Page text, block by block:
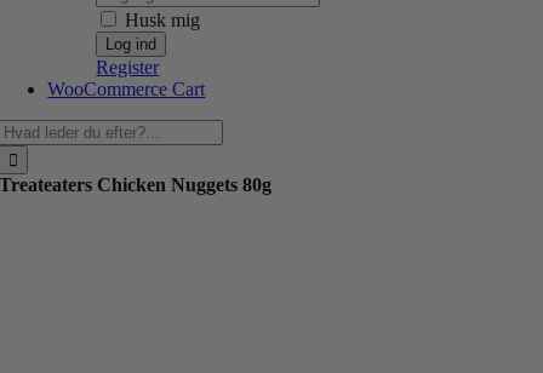
Husk mig
Register
WooCommerce Cart
Treateaters Chicken Nuggets 80g